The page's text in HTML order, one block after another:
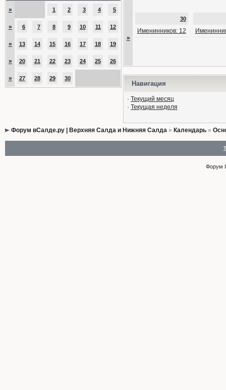
» 1 2 3 4 5
» 6 7 8 9 10 11 12
» 13 14 15 16 17 18 19
» 20 21 22 23 24 25 26
» 27 28 29 30
»
30
Именинников: 12
Навигация
· Текущий месяц
· Текущая неделя
Форум вСалде.ру | Верхняя Салда и Нижняя Салда» Календарь»
Форум